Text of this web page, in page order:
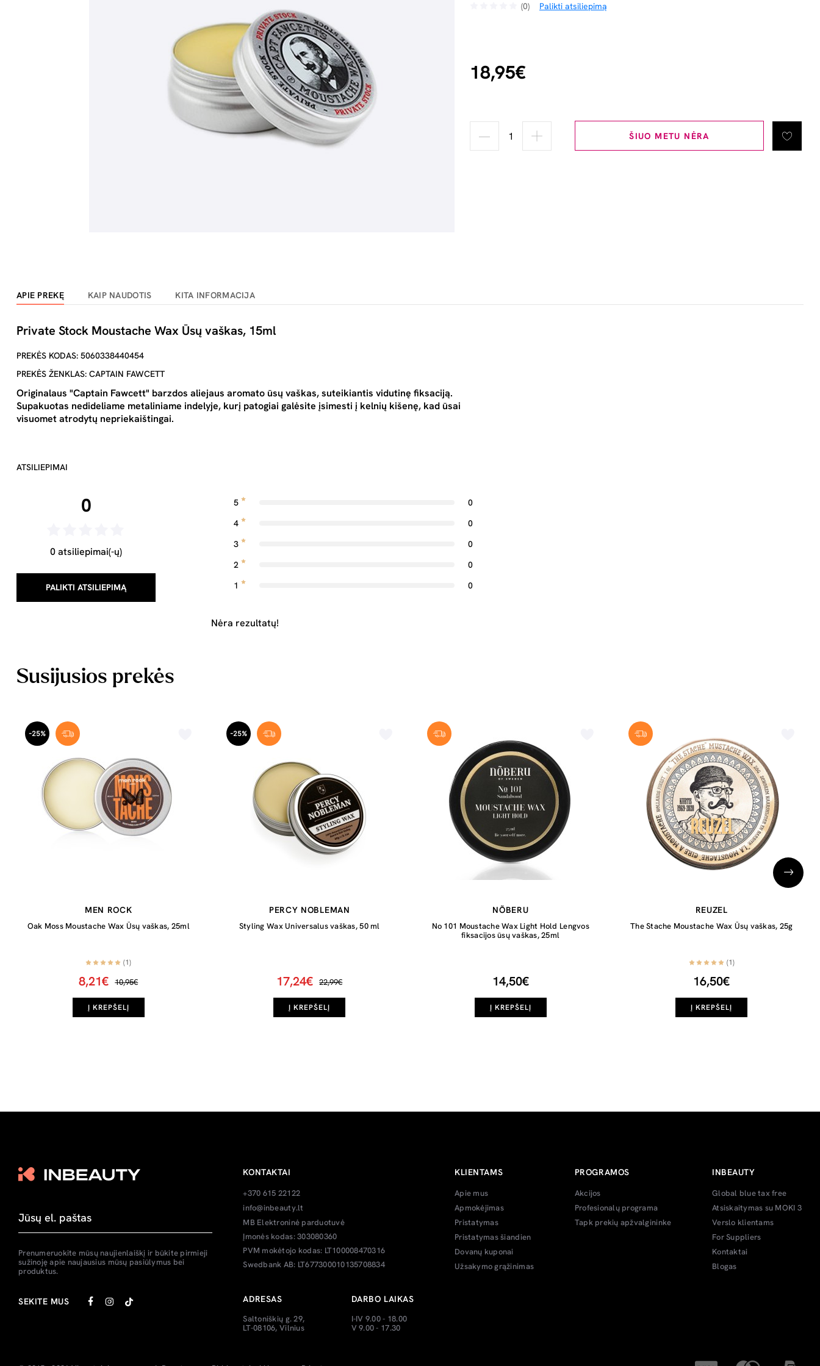
(0) Palikti atsiliepimą
18,95€
ŠIUO METU NĖRA
APIE PREKĘ KAIP NAUDOTIS KITA INFORMACIJA
Private Stock Moustache Wax Ūsų vaškas, 15ml
PREKĖS KODAS: 5060338440454
PREKĖS ŽENKLAS: CAPTAIN FAWCETT
Originalaus "Captain Fawcett" barzdos aliejaus aromato ūsų vaškas, suteikiantis vidutinę fiksaciją.
Supakuotas nedideliame metaliniame indelyje, kurį patogiai galėsite įsimesti į kelnių kišenę, kad ūsai
visuomet atrodytų nepriekaištingai.
ATSILIEPIMAI
0
0 atsiliepimai(-ų)
PALIKTI ATSILIEPIMĄ
5
0
4
0
3
0
2
0
1
0
Nėra rezultatų!
Susijusios prekės
-25%
MEN ROCK
Oak Moss Moustache Wax Ūsų vaškas, 25ml
(1)
8,21€ 10,95€
Į KREPŠELĮ
-25%
PERCY NOBLEMAN
Styling Wax Universalus vaškas, 50 ml
17,24€ 22,99€
Į KREPŠELĮ
NÕBERU
No 101 Moustache Wax Light Hold Lengvos
fiksacijos ūsų vaškas, 25ml
14,50€
Į KREPŠELĮ
REUZEL
The Stache Moustache Wax Ūsų vaškas, 25g
(1)
16,50€
Į KREPŠELĮ
Prenumeruokite mūsų naujienlaiškį ir būkite pirmieji
sužinoję apie naujausius mūsų pasiūlymus bei
produktus.
SEKITE MUS
KONTAKTAI
+370 615 22122
info@inbeauty.lt
MB Elektroninė parduotuvė
Įmonės kodas: 303080360
PVM mokėtojo kodas: LT100008470316
Swedbank AB: LT677300010135708834
ADRESAS
Saltoniškių g. 29,
LT-08106, Vilnius
DARBO LAIKAS
I-IV 9.00 - 18.00
V 9.00 - 17.30
KLIENTAMS
Apie mus
Apmokėjimas
Pristatymas
Pristatymas šiandien
Dovanų kuponai
Užsakymo grąžinimas
PROGRAMOS
Akcijos
Profesionalų programa
Tapk prekių apžvalgininke
INBEAUTY
Global blue tax free
Atsiskaitymas su MOKI 3
Verslo klientams
For Suppliers
Kontaktai
Blogas